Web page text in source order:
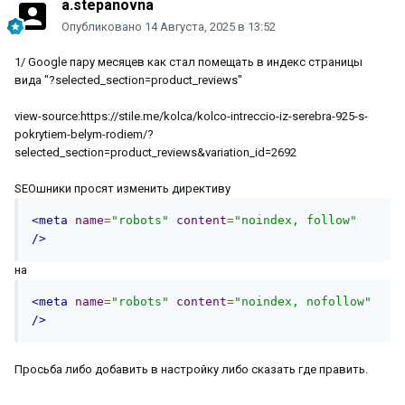
a.stepanovna
Опубликовано 14 Августа, 2025 в 13:52
1/ Google пару месяцев как стал помещать в индекс страницы
вида "?selected_section=product_reviews"
view-source:https://stile.me/kolca/kolco-intreccio-iz-serebra-925-s-
pokrytiem-belym-rodiem/?
selected_section=product_reviews&variation_id=2692
SEOшники просят изменить директиву
<meta name="robots" content="noindex, follow"
/>
на
<meta name="robots" content="noindex, nofollow"
/>
Просьба либо добавить в настройку либо сказать где править.